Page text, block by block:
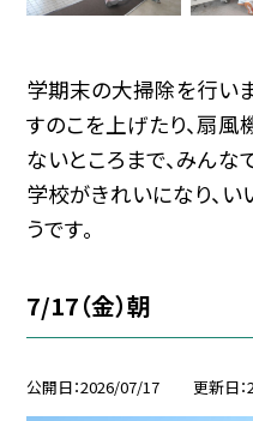
学期末の大掃除を行いま
すのこを上げたり、扇
ないところまで、みんな
学校がきれいになり、
うです。
7/17（金）朝
公開日 2026/07/17 更新日